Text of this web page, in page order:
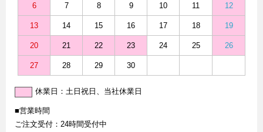
6 7 8 9 10 11 12
13 14 15 16 17 18 19
20 21 22 23 24 25 26
27 28 29 30
休業日：土日祝日、当社休業日
■営業時間
ご注文受付：24時間受付中